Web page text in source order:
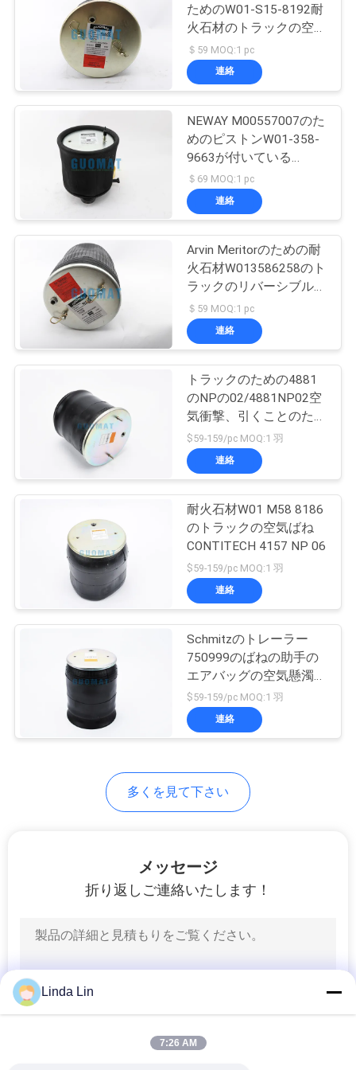
用
し
PRIVACY
POLICY
Audi の空気懸濁液
の部品
ランド ローバーの
空気ばね
リンカーンのエア
ー バッグ
66
VWの空気衝撃
39
バス空気ばね
ためのW01-S15-8192耐
火石材のトラックの空気
ばねのふいごいいえ
1T15VR-3
＄59 MOQ:1 pc
連絡
NEWAY M00557007のた
めのピストンW01-358-
9663が付いている
1T15M-8空気ゴム製ふ
いご
＄69 MOQ:1 pc
連絡
Arvin Meritorのための耐
火石材W013586258のト
ラックのリバーシブルの
袖1T15VMW-8
21227892 FS25
＄59 MOQ:1 pc
連絡
トラックのための4881
のNPの02/4881NP02空
気衝撃、引くことのため
の鋼鉄ピストン空気衝撃
$59-159/pc MOQ:1 羽
連絡
耐火石材W01 M58 8186
のトラックの空気ばね
CONTITECH 4157 NP 06
$59-159/pc MOQ:1 羽
連絡
Schmitzのトレーラー
750999のばねの助手の
エアバッグの空気懸濁液
の部品の耐火石材のふい
ご
$59-159/pc MOQ:1 羽
連絡
多くを見て下さい
メッセージ
折り返しご連絡いたします！
Linda Lin
7:26 AM